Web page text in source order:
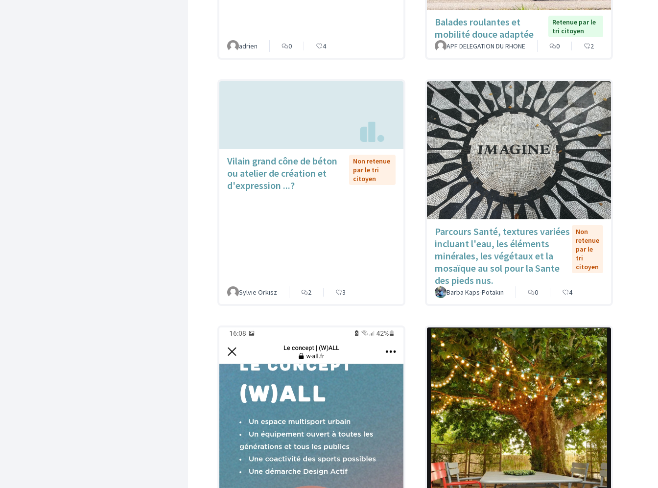
adrien 0 4
Balades roulantes et
mobilité douce adaptée
Retenue par le
tri citoyen
APF DELEGATION DU RHONE
0 2
Vilain grand cône de béton
ou atelier de création et
d'expression ...?
Non retenue
par le tri
citoyen
Sylvie Orkisz 2 3
Parcours Santé, textures variées
incluant l'eau, les éléments
minérales, les végétaux et la
mosaïque au sol pour la Sante
des pieds nus.
Non
retenue
par le
tri
citoyen
Barba Kaps-Potakin 0 4